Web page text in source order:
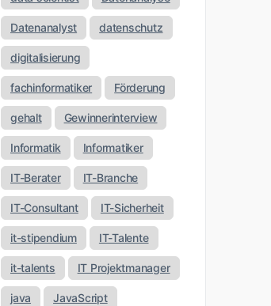
Datenanalyst datenschutz
digitalisierung
fachinformatiker Förderung
gehalt Gewinnerinterview
Informatik Informatiker
IT-Berater IT-Branche
IT-Consultant IT-Sicherheit
it-stipendium IT-Talente
it-talents IT Projektmanager
java JavaScript